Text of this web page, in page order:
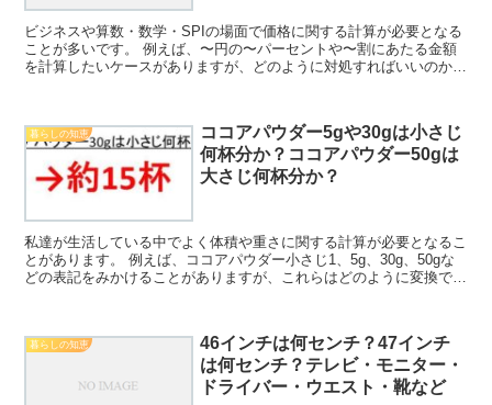
ビジネスや算数・数学・SPIの場面で価格に関する計算が必要となる
ことが多いです。 例えば、〜円の〜パーセントや〜割にあたる金額
を計算したいケースがありますが、どのように対処すればいいのか理
暮らしの知恵
ココアパウダー5gや30gは小さじ
何杯分か？ココアパウダー50gは
大さじ何杯分か？
私達が生活している中でよく体積や重さに関する計算が必要となるこ
とがあります。 例えば、ココアパウダー小さじ1、5g、30g、50gな
どの表記をみかけることがありますが、これらはどのように変換でき
暮らしの知恵
46インチは何センチ？47インチ
は何センチ？テレビ・モニター・
ドライバー・ウエスト・靴など